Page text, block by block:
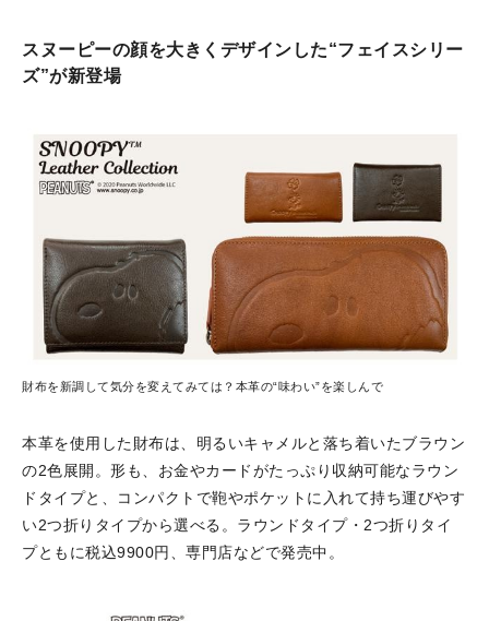
スヌーピーの顔を大きくデザインした“フェイスシリー
ズ”が新登場
財布を新調して気分を変えてみては？本革の“味わい”を楽しんで
本革を使用した財布は、明るいキャメルと落ち着いたブラウン
の2色展開。形も、お金やカードがたっぷり収納可能なラウン
ドタイプと、コンパクトで鞄やポケットに入れて持ち運びやす
い2つ折りタイプから選べる。ラウンドタイプ・2つ折りタイ
プともに税込9900円、専門店などで発売中。